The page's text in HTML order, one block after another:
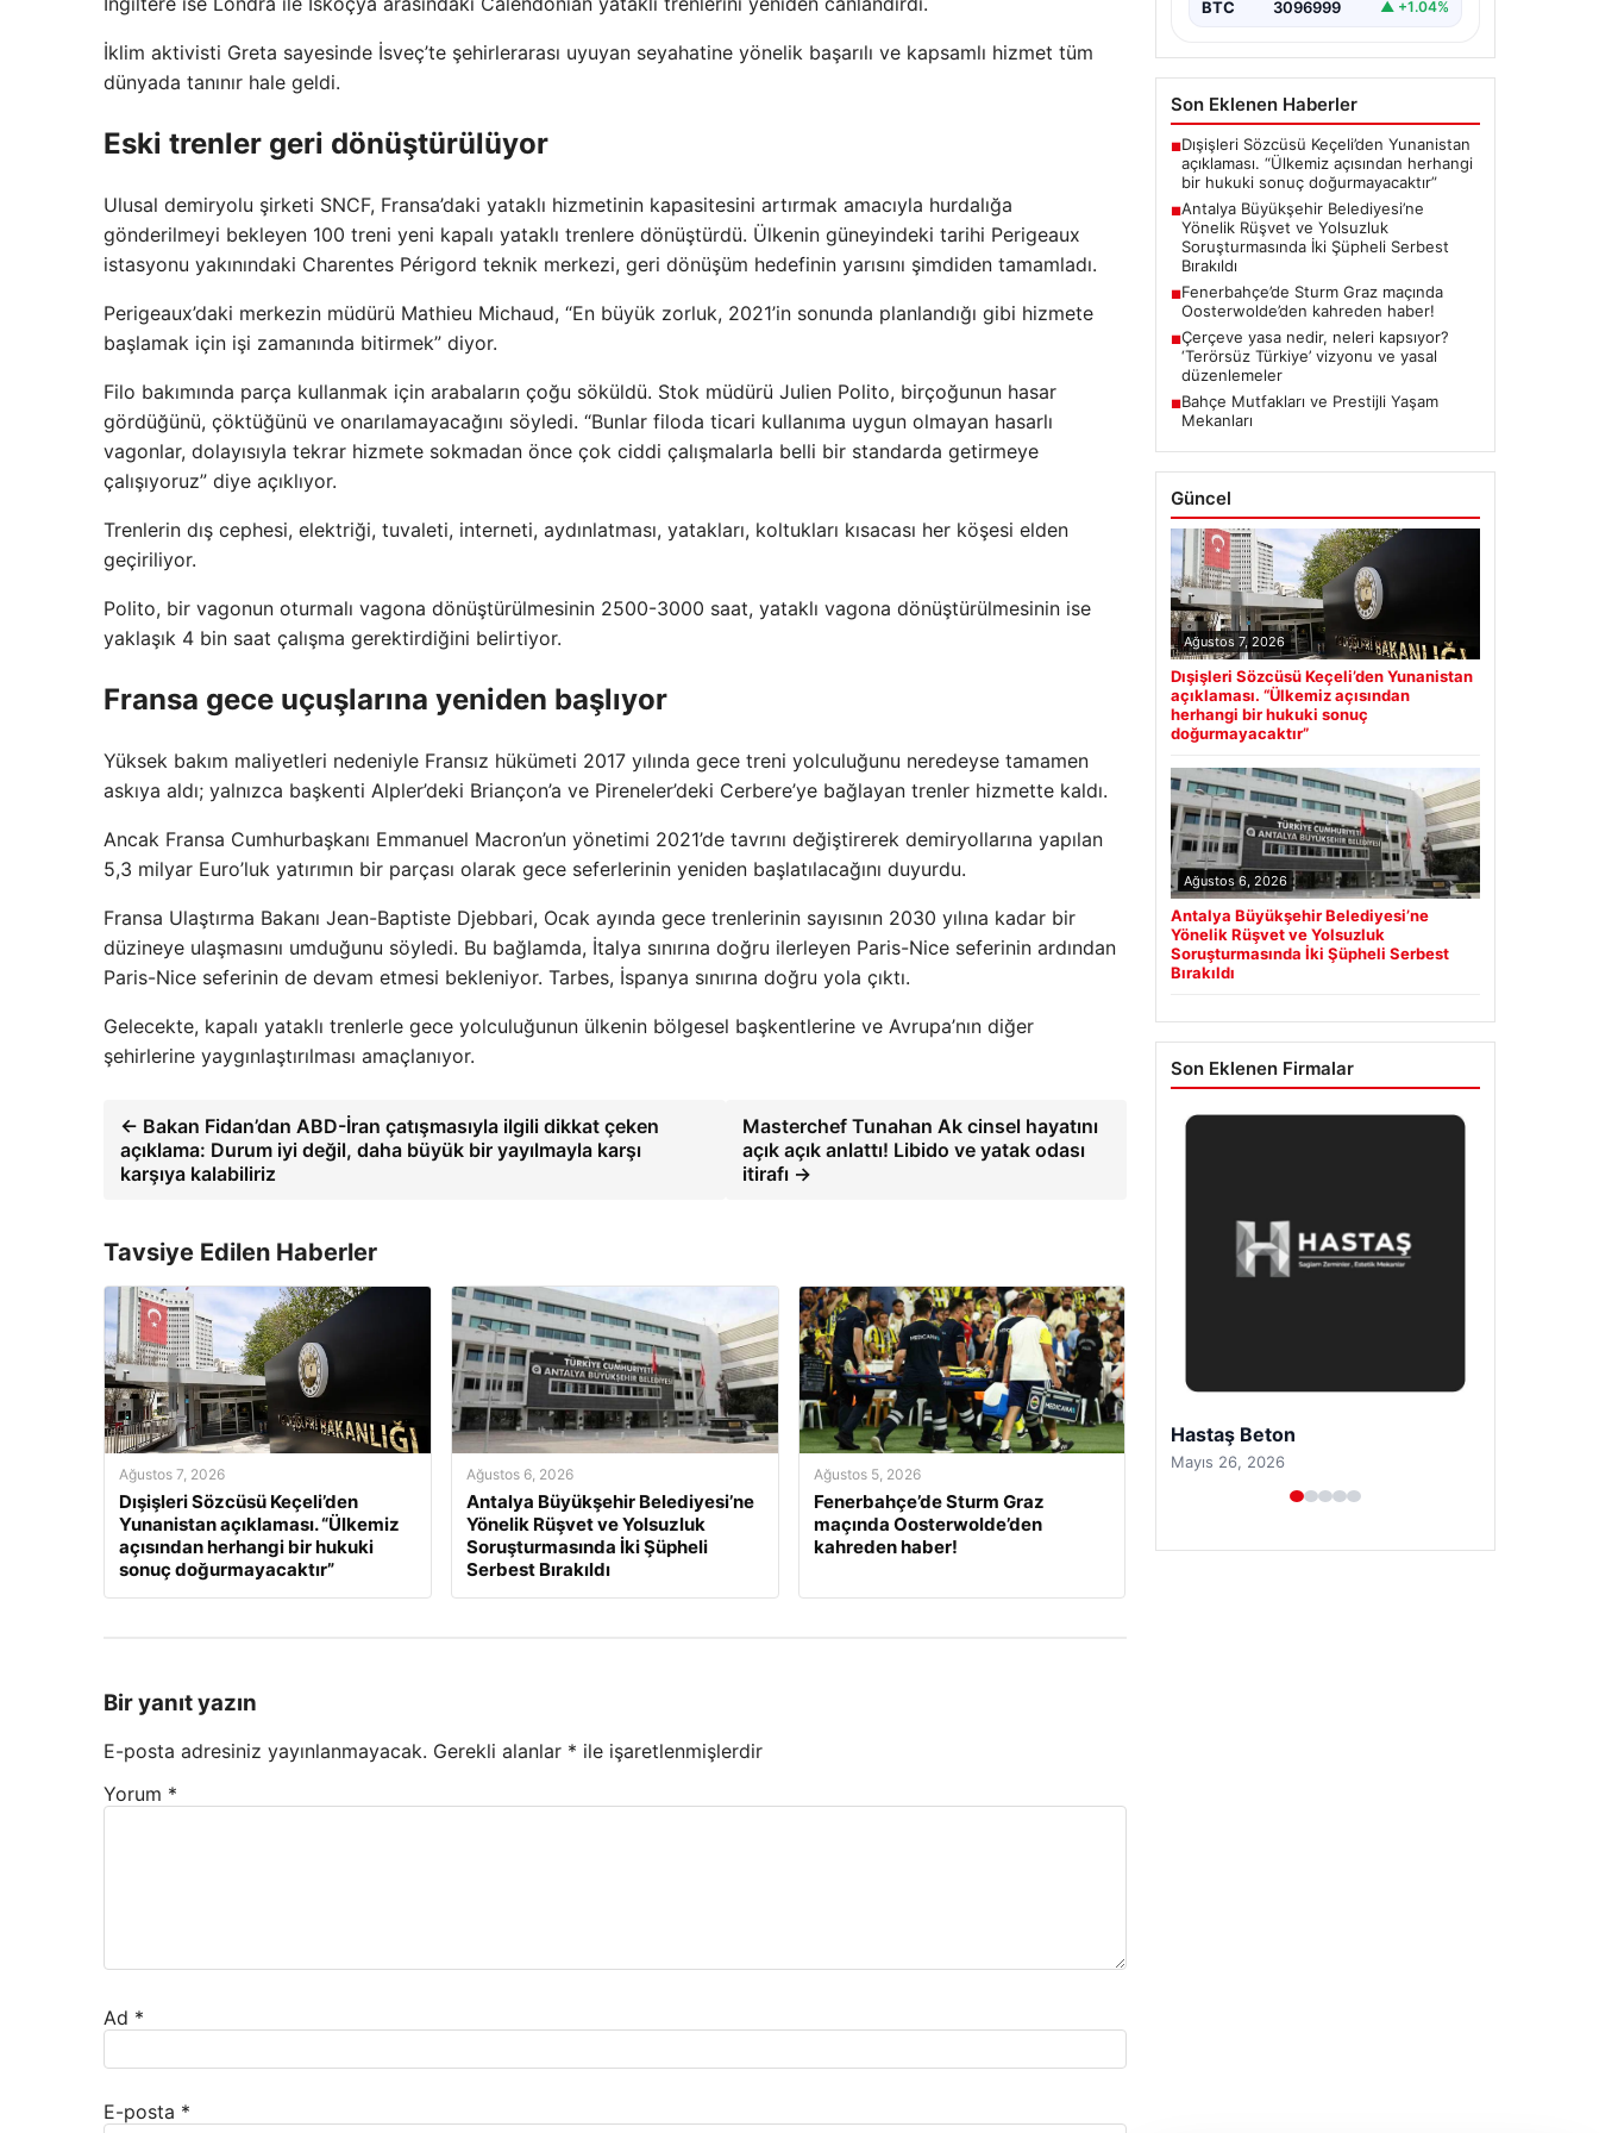
İklim aktivisti Greta sayesinde İsveç’te şehirlerarası uyuyan seyahatine yönelik başarılı ve kapsamlı hizmet tüm
dünyada tanınır hale geldi.
Eski trenler geri dönüştürülüyor
Ulusal demiryolu şirketi SNCF, Fransa’daki yataklı hizmetinin kapasitesini artırmak amacıyla hurdalığa
gönderilmeyi bekleyen 100 treni yeni kapalı yataklı trenlere dönüştürdü. Ülkenin güneyindeki tarihi Perigeaux
istasyonu yakınındaki Charentes Périgord teknik merkezi, geri dönüşüm hedefinin yarısını şimdiden tamamladı.
Perigeaux’daki merkezin müdürü Mathieu Michaud, “En büyük zorluk, 2021’in sonunda planlandığı gibi hizmete
başlamak için işi zamanında bitirmek” diyor.
Filo bakımında parça kullanmak için arabaların çoğu söküldü. Stok müdürü Julien Polito, birçoğunun hasar
gördüğünü, çöktüğünü ve onarılamayacağını söyledi. “Bunlar filoda ticari kullanıma uygun olmayan hasarlı
vagonlar, dolayısıyla tekrar hizmete sokmadan önce çok ciddi çalışmalarla belli bir standarda getirmeye
çalışıyoruz” diye açıklıyor.
Trenlerin dış cephesi, elektriği, tuvaleti, interneti, aydınlatması, yatakları, koltukları kısacası her köşesi elden
geçiriliyor.
Polito, bir vagonun oturmalı vagona dönüştürülmesinin 2500-3000 saat, yataklı vagona dönüştürülmesinin ise
yaklaşık 4 bin saat çalışma gerektirdiğini belirtiyor.
Fransa gece uçuşlarına yeniden başlıyor
Yüksek bakım maliyetleri nedeniyle Fransız hükümeti 2017 yılında gece treni yolculuğunu neredeyse tamamen
askıya aldı; yalnızca başkenti Alpler’deki Briançon’a ve Pireneler’deki Cerbere’ye bağlayan trenler hizmette kaldı.
Ancak Fransa Cumhurbaşkanı Emmanuel Macron’un yönetimi 2021’de tavrını değiştirerek demiryollarına yapılan
5,3 milyar Euro’luk yatırımın bir parçası olarak gece seferlerinin yeniden başlatılacağını duyurdu.
Fransa Ulaştırma Bakanı Jean-Baptiste Djebbari, Ocak ayında gece trenlerinin sayısının 2030 yılına kadar bir
düzineye ulaşmasını umduğunu söyledi. Bu bağlamda, İtalya sınırına doğru ilerleyen Paris-Nice seferinin ardından
Paris-Nice seferinin de devam etmesi bekleniyor. Tarbes, İspanya sınırına doğru yola çıktı.
Gelecekte, kapalı yataklı trenlerle gece yolculuğunun ülkenin bölgesel başkentlerine ve Avrupa’nın diğer
şehirlerine yaygınlaştırılması amaçlanıyor.
← Bakan Fidan’dan ABD-İran çatışmasıyla ilgili dikkat çeken
açıklama: Durum iyi değil, daha büyük bir yayılmayla karşı
karşıya kalabiliriz
Masterchef Tunahan Ak cinsel hayatını
açık açık anlattı! Libido ve yatak odası
itirafı →
Tavsiye Edilen Haberler
Ağustos 7, 2026
Dışişleri Sözcüsü Keçeli’den
Yunanistan açıklaması. “Ülkemiz
açısından herhangi bir hukuki
sonuç doğurmayacaktır”
Ağustos 6, 2026
Antalya Büyükşehir Belediyesi’ne
Yönelik Rüşvet ve Yolsuzluk
Soruşturmasında İki Şüpheli
Serbest Bırakıldı
Ağustos 5, 2026
Fenerbahçe’de Sturm Graz
maçında Oosterwolde’den
kahreden haber!
Bir yanıt yazın
E-posta adresiniz yayınlanmayacak. Gerekli alanlar * ile işaretlenmişlerdir
Yorum *
Ad *
E-posta *
BTC 3096999 ▲ +1.04%
Son Eklenen Haberler
■Dışişleri Sözcüsü Keçeli’den Yunanistan
açıklaması. “Ülkemiz açısından herhangi
bir hukuki sonuç doğurmayacaktır”
■Antalya Büyükşehir Belediyesi’ne
Yönelik Rüşvet ve Yolsuzluk
Soruşturmasında İki Şüpheli Serbest
Bırakıldı
■Fenerbahçe’de Sturm Graz maçında
Oosterwolde’den kahreden haber!
■Çerçeve yasa nedir, neleri kapsıyor?
‘Terörsüz Türkiye’ vizyonu ve yasal
düzenlemeler
■Bahçe Mutfakları ve Prestijli Yaşam
Mekanları
Güncel
Ağustos 7, 2026
Dışişleri Sözcüsü Keçeli’den Yunanistan
açıklaması. “Ülkemiz açısından
herhangi bir hukuki sonuç
doğurmayacaktır”
Ağustos 6, 2026
Antalya Büyükşehir Belediyesi’ne
Yönelik Rüşvet ve Yolsuzluk
Soruşturmasında İki Şüpheli Serbest
Bırakıldı
Son Eklenen Firmalar
Prenses Night Club
Nisan 29, 2026